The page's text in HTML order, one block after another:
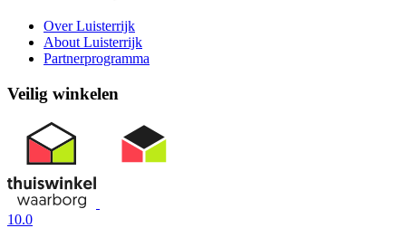
Over Luisterrijk
About Luisterrijk
Partnerprogramma
Veilig winkelen
10.0